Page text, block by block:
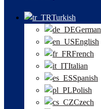
Turkish
German
English
French
Italian
Spanish
Polish
Czech